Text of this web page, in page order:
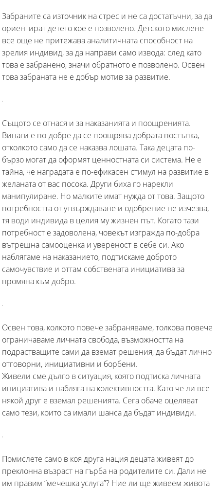
Забраните са източник на стрес и не са достатъчни, за да
ориентират детето кое е позволено. Детското мислене
все още не притежава аналитичната способност на
зрелия индивид, за да направи само извода: след като
това е забранено, значи обратното е позволено. Освен
това забраната не е добър мотив за развитие.
Същото се отнася и за наказанията и поощренията.
Винаги е по-добре да се поощрява добрата постъпка,
отколкото само да се наказва лошата. Така децата по-
бързо могат да оформят ценностната си система. Не е
тайна, че наградата е по-ефикасен стимул на развитие в
желаната от вас посока. Други биха го нарекли
манипулиране. Но малките имат нужда от това. Защото
потребността от утвърждаване и одобрение не изчезва,
тя води индивида в целия му жизнен път. Когато тази
потребност е задоволена, човекът изгражда по-добра
вътрешна самооценка и увереност в себе си. Ако
наблягаме на наказанието, подтискаме доброто
самочувствие и оттам собствената инициатива за
промяна към добро.
Освен това, колкото повече забраняваме, толкова повече
ограничаваме личната свобода, възможността на
подрастващите сами да вземат решения, да бъдат лично
отговорни, инициативни и борбени.
Живели сме дълго в ситуация, която подтиска личната
инициатива и набляга на колективността. Като че ли все
някой друг е вземал решенията. Сега обаче оцеляват
само тези, които са имали шанса да бъдат индивиди.
Помислете само в коя друга нация децата живеят до
преклонна възраст на гърба на родителите си. Дали не
им правим “мечешка услуга”? Ние ли ще живеем живота